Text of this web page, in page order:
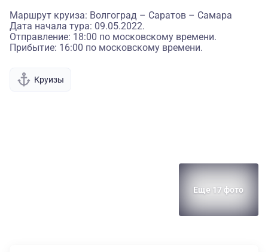
Маршрут круиза: Волгоград – Саратов – Самара
Дата начала тура: 09.05.2022.
Отправление: 18:00 по московскому времени.
Прибытие: 16:00 по московскому времени.
Круизы
Еще 17 фото